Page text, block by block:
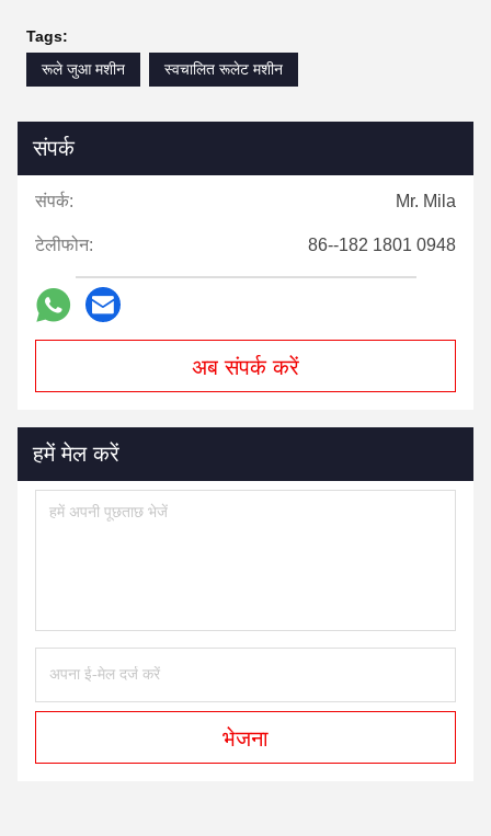
Tags:
रूले जुआ मशीन
स्वचालित रूलेट मशीन
संपर्क
संपर्क: Mr. Mila
टेलीफोन: 86--182 1801 0948
अब संपर्क करें
हमें मेल करें
भेजना